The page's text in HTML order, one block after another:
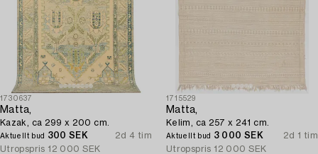
1730637
Matta,
Kazak, ca 299 x 200 cm.
Aktuellt bud 300 SEK
2d 4 tim
Utropspris 12 000 SEK
1715529
Matta,
Kelim, ca 257 x 241 cm.
Aktuellt bud 3 000 SEK
2d 1 tim
Utropspris 12 000 SEK